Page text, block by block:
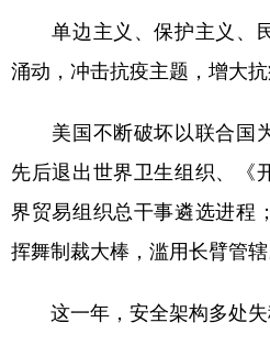
单边主义、保护主义、
涌动，冲击抗疫主题，增大抗
美国不断破坏以联合国为
先后退出世界卫生组织、《
界贸易组织总干事遴选进程
挥舞制裁大棒，滥用长臂管辖
这一年，安全架构多处失